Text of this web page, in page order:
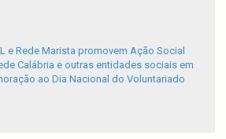
e Rede Marista promovem Ação Social
Calábria e outras entidades sociais em
ao Dia Nacional do Voluntariado